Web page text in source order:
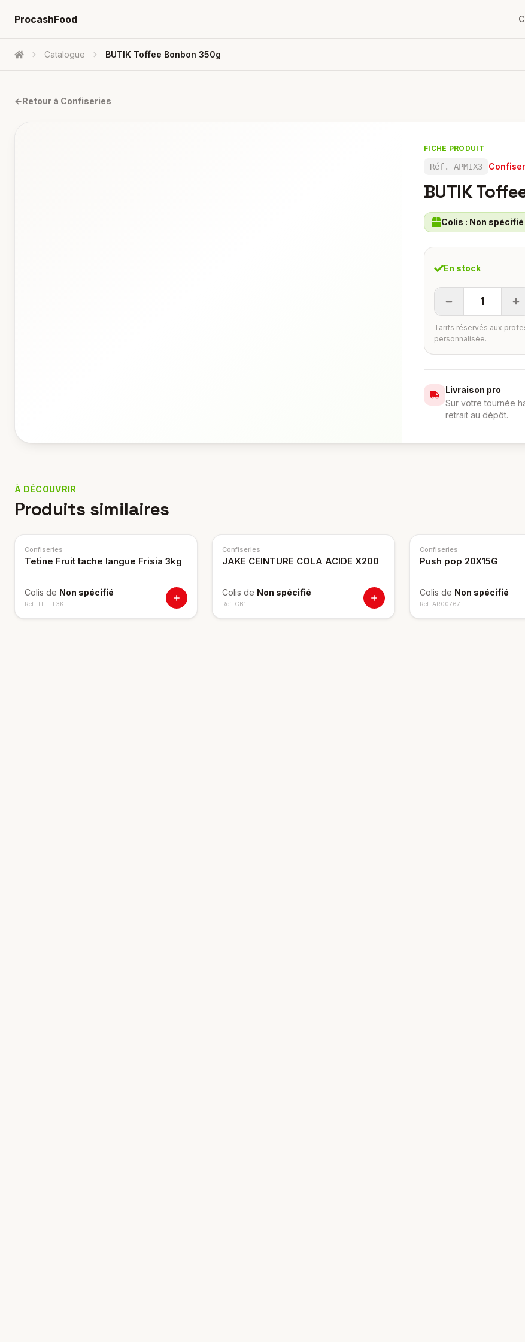
ProcashFood
Accueil Catalogue BUTIK Toffee Bonbon 350g
←Retour à Confiseries
FICHE PRODUIT
Réf. APMIX3
BUTIK
Colis : Non spécifié
En stock
1
Tarifs réservés aux
personnalisée.
Livraison pro
Sur votre tournée
retrait au dépôt.
À DÉCOUVRIR
Produits similaires
Confiseries
Tetine Fruit tache langue Frisia 3kg
Colis de Non spécifié
Ref. TFTLF3K
Confiseries
JAKE CEINTURE COLA ACIDE X200
Colis de Non spécifié
Ref. CB1
Confiseries
Push pop 20X15G
Colis de Non spécifié
Ref. AR00767